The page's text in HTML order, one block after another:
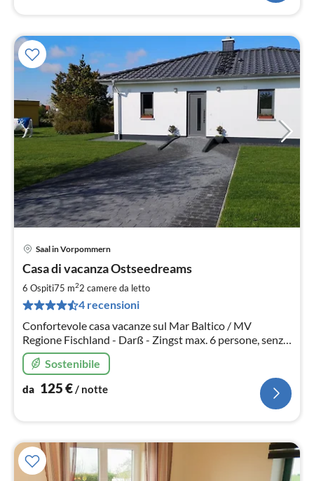
Saal in Vorpommern
Casa di vacanza Ostseedreams
6 Ospiti75 m22 camere da letto
4 recensioni
Confortevole casa vacanze sul Mar Baltico / MV
Regione Fischland - Darß - Zingst max. 6 persone, senza
barriere, adatto a sedie a rotelle posizione tranquilla,
con bosco alle porte grande giardino
Sostenibile
da 125€/ notte